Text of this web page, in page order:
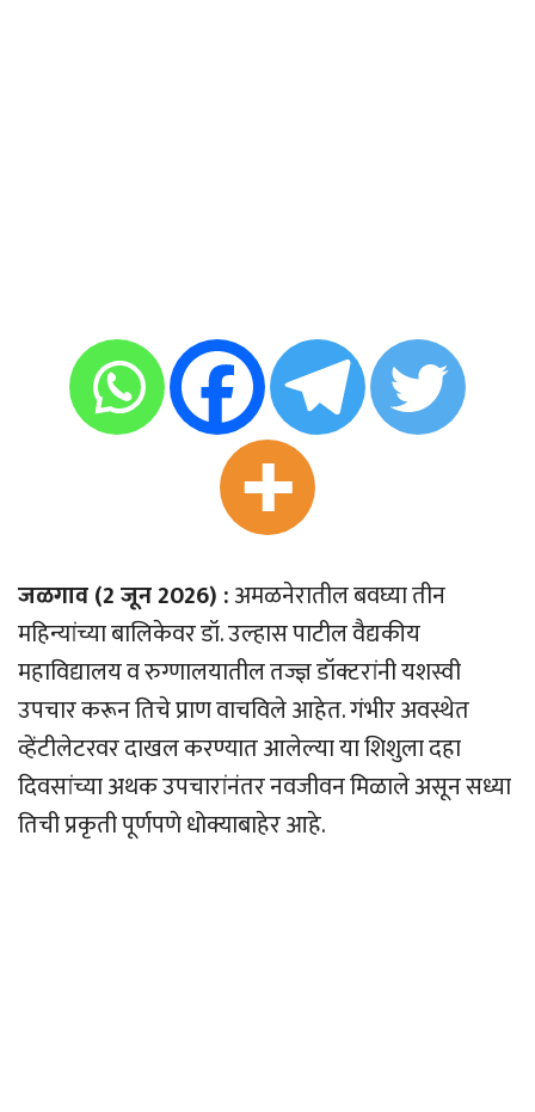
जळगाव (2 जून 2026) :अमळनेरातील बवघ्या तीन
महिन्यांच्या बालिकेवर डॉ. उल्हास पाटील वैद्यकीय
महाविद्यालय व रुग्णालयातील तज्ज्ञ डॉक्टरांनी यशस्वी
उपचार करून तिचे प्राण वाचविले आहेत. गंभीर अवस्थेत
व्हेंटीलेटरवर दाखल करण्यात आलेल्या या शिशुला दहा
दिवसांच्या अथक उपचारांनंतर नवजीवन मिळाले असून सध्या
तिची प्रकृती पूर्णपणे धोक्याबाहेर आहे.